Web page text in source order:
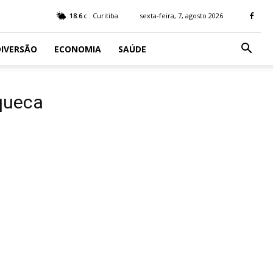
18.6 C Curitiba sexta-feira, 7, agosto 2026
ECONOMIA SAÚDE